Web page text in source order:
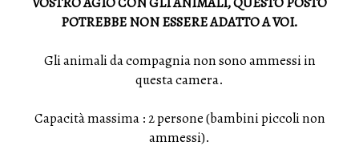
POTREBBE NON ESSERE ADATTO A VOI.
Gli animali da compagnia non sono ammessi in
questa camera.
Capacità massima : 2 persone (bambini piccoli non
ammessi).